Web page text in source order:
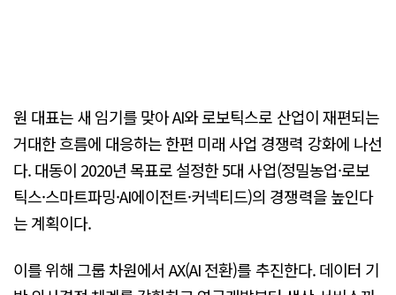
원 대표는 새 임기를 맞아 AI와 로보틱스로 산업이 재편되는
거대한 흐름에 대응하는 한편 미래 사업 경쟁력 강화에 나선
다. 대동이 2020년 목표로 설정한 5대 사업(정밀농업·로보
틱스·스마트파밍·AI에이전트·커넥티드)의 경쟁력을 높인다
는 계획이다.
이를 위해 그룹 차원에서 AX(AI 전환)를 추진한다. 데이터 기